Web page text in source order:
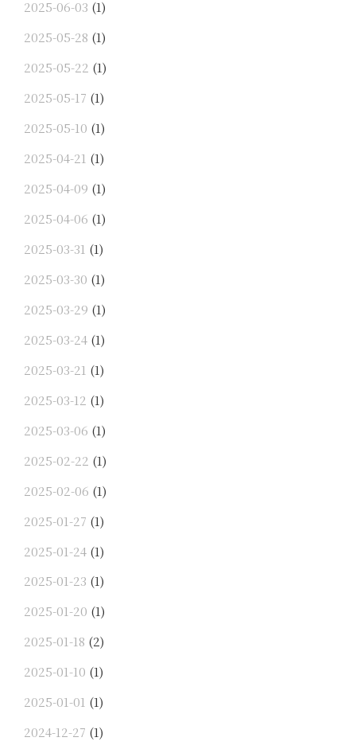
2025-06-03 (1)
2025-05-28 (1)
2025-05-22 (1)
2025-05-17 (1)
2025-05-10 (1)
2025-04-21 (1)
2025-04-09 (1)
2025-04-06 (1)
2025-03-31 (1)
2025-03-30 (1)
2025-03-29 (1)
2025-03-24 (1)
2025-03-21 (1)
2025-03-12 (1)
2025-03-06 (1)
2025-02-22 (1)
2025-02-06 (1)
2025-01-27 (1)
2025-01-24 (1)
2025-01-23 (1)
2025-01-20 (1)
2025-01-18 (2)
2025-01-10 (1)
2025-01-01 (1)
2024-12-27 (1)